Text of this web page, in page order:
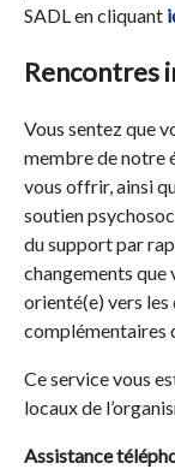
SADL en cliquant
Rencontres
Vous sentez que
membre de notre
vous offrir, ainsi
soutien
du support par
changements que
orienté(e) vers
complémentaires
Ce service vous
locaux de
Assistance